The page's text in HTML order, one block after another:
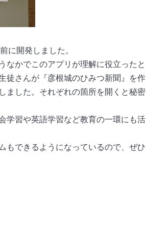
に開発しました。
なかでこのアプリが理解に役立ったと
徒さんが『彦根城のひみつ新聞』を作
ました。それぞれの箇所を開くと秘密
学習や英語学習など教育の一環にも活
もできるようになっているので、ぜひ